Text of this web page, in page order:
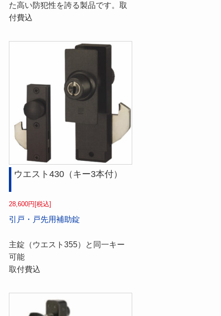
た高い防犯性を誇る製品です。取
付費込
ウエスト430（キー3本付）
28,600円[税込]
引戸・戸先用補助錠
主錠（ウエスト355）と同一キー
可能
取付費込